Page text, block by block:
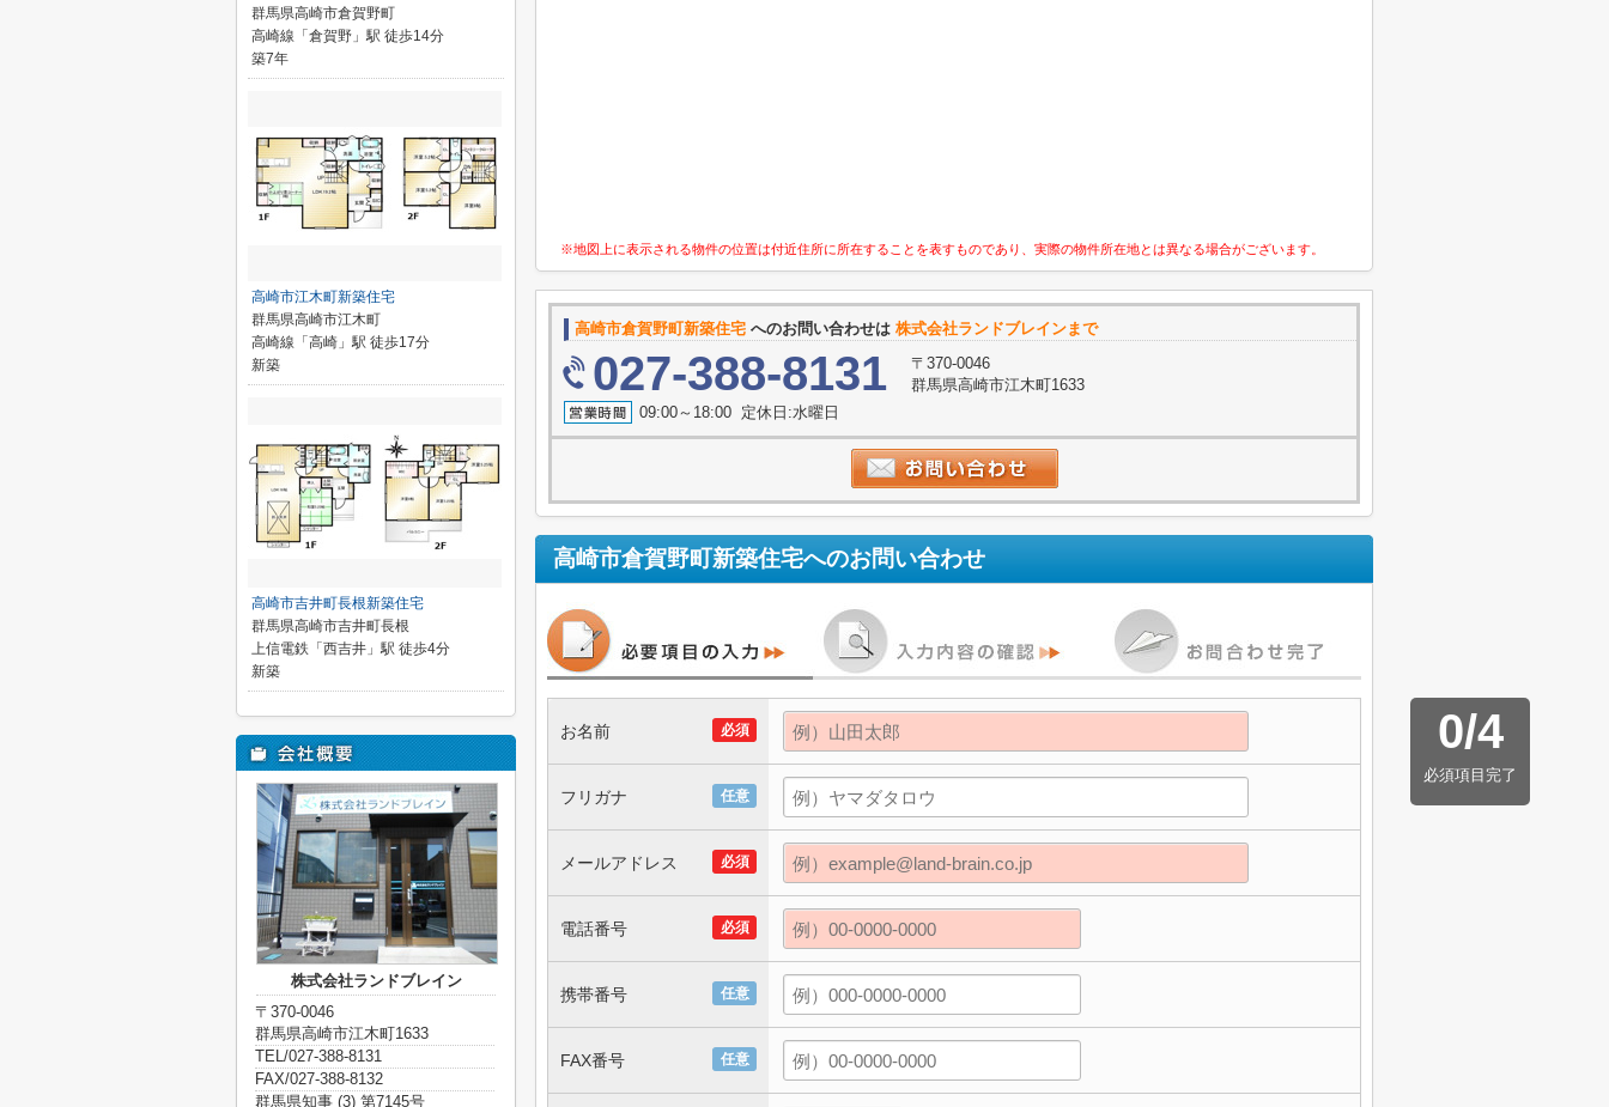
※地図上に表示される物件の位置は付近住所に所在することを表すものであり、実際の物件所在地とは異なる場合がございます。
高崎市倉賀野町新築住宅 へのお問い合わせは 株式会社ランドブレインまで
027-388-8131
〒370-0046
群馬県高崎市江木町1633
09:00～18:00 定休日:水曜日
高崎市倉賀野町新築住宅へのお問い合わせ
0/4
必須項目完了
必須
お名前
任意
フリガナ
必須
メールアドレス
必須
電話番号
任意
携帯番号
任意
FAX番号
群馬県高崎市倉賀野町
高崎線「倉賀野」駅 徒歩14分
築7年
高崎市江木町新築住宅
群馬県高崎市江木町
高崎線「高崎」駅 徒歩17分
新築
高崎市吉井町長根新築住宅
群馬県高崎市吉井町長根
上信電鉄「西吉井」駅 徒歩4分
新築
株式会社ランドブレイン
〒370-0046
群馬県高崎市江木町1633
TEL/027-388-8131
FAX/027-388-8132
群馬県知事 (3) 第7145号